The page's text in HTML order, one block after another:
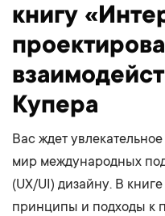
книгу
Купера
Вас ждет
мир международных
(UX/UI) дизайну. В
принципы и подходы к